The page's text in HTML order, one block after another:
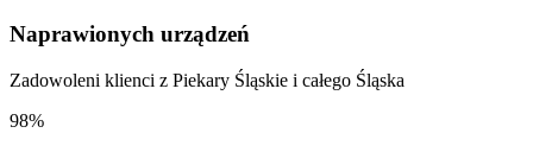
Naprawionych urządzeń
Zadowoleni klienci z Piekary Śląskie i całego Śląska
98%